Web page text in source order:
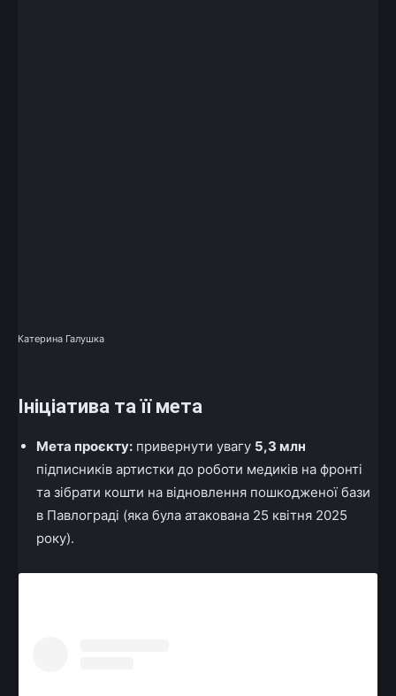
Катерина Галушка
Ініціатива та її мета
Мета проєкту: привернути увагу 5,3 млн
підписників артистки до роботи медиків на фронті
та зібрати кошти на відновлення пошкодженої бази
в Павлограді (яка була атакована 25 квітня 2025
року).